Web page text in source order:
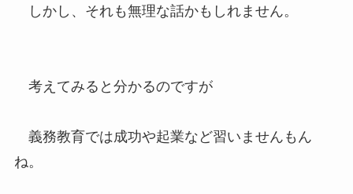
しかし、それも無理な話かもしれません。
考えてみると分かるのですが
義務教育では成功や起業など習いませんもん
ね。